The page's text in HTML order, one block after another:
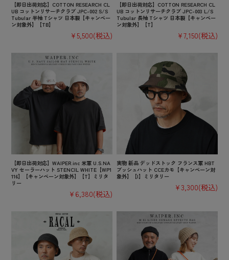
【即日出荷対応】COTTON RESEARCH CL
UB コットンリサーチクラブ JPC-002 S/S
Tubular 半袖 Tシャツ 日本製【キャンペー
ン対象外】【TB】
¥5,500(税込)
【即日出荷対応】COTTON RESEARCH CL
UB コットンリサーチクラブ JPC-003 L/S
Tubular 長袖 Tシャツ 日本製【キャンペー
ン対象外】【T】
¥7,150(税込)
【即日出荷対応】WAIPER.inc 米軍 U.S.NA
VY セーラーハット STENCIL WHITE【WP1
116】【キャンペーン対象外】【T】ミリタ
リー
¥6,380(税込)
実物 新品 デッドストック フランス軍 HBT
ブッシュハット CCEカモ【キャンペーン対
象外】【I】ミリタリー
¥3,300(税込)